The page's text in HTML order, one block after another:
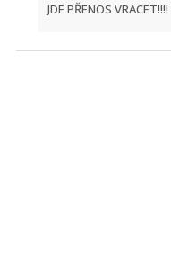
JDE PŘENOS VRACET!!!!